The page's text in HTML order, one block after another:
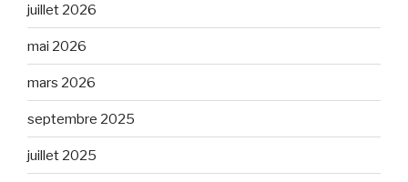
juillet 2026
mai 2026
mars 2026
septembre 2025
juillet 2025